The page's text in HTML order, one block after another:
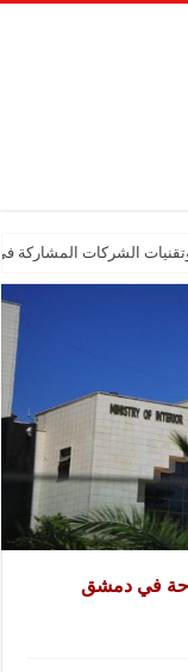
الشركات المشاركة في
في دمشق